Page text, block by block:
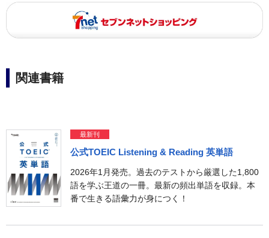
関連書籍
最新刊
公式TOEIC Listening & Reading 英単語
2026年1月発売。過去のテストから厳選した1,800
語を学ぶ王道の一冊。最新の頻出単語を収録。本
番で生きる語彙力が身につく！